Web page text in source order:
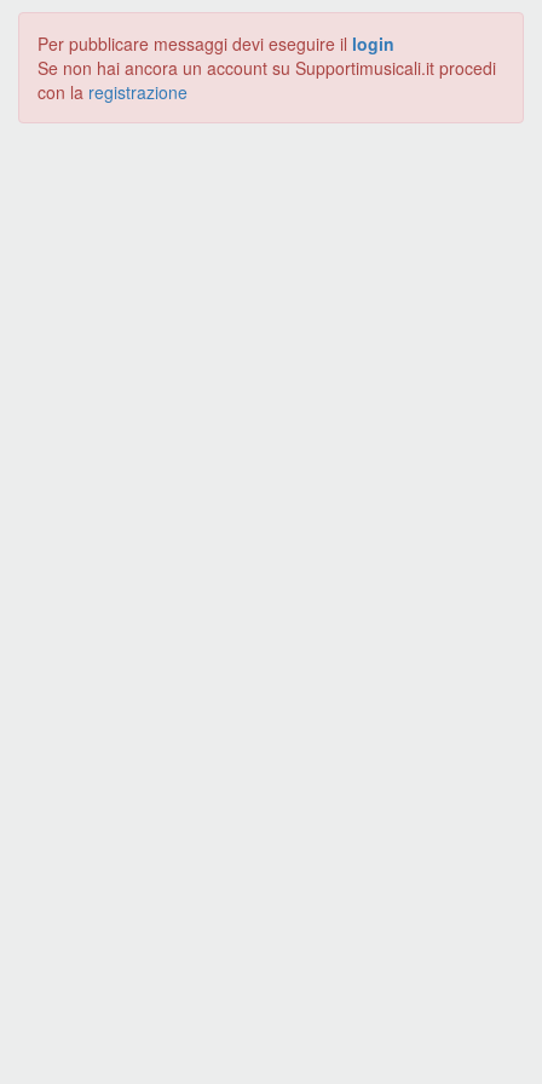
Per pubblicare messaggi devi eseguire il login
Se non hai ancora un account su Supportimusicali.it procedi
con la registrazione